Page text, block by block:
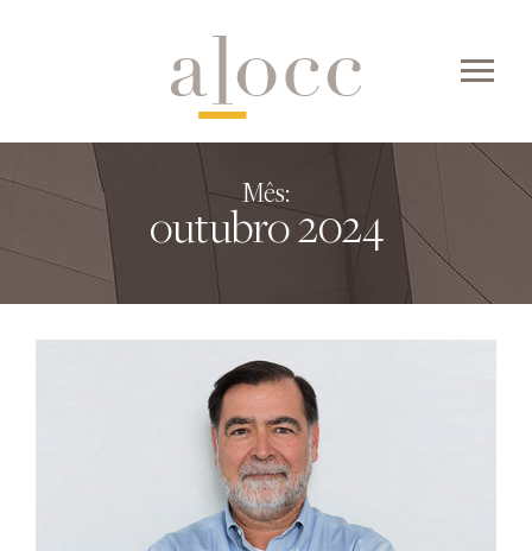
Mês:
outubro 2024